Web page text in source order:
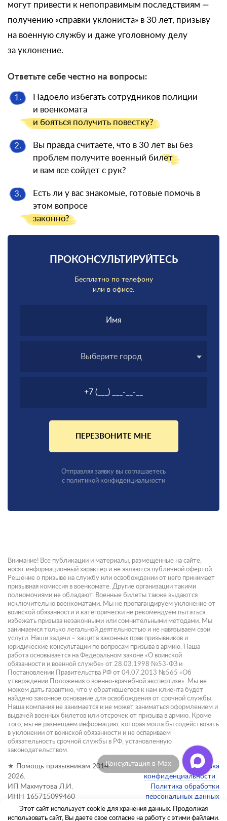
могут привести к непоправимым последствиям —
получению «справки уклониста» в 30 лет, призыву
на военную службу и даже уголовному делу
за уклонение.
Ответьте себе честно на вопросы:
1.
Надоело избегать сотрудников полиции
и военкомата
и бояться получить повестку?
2.
Вы правда считаете, что в 30 лет вы без
проблем получите военный билет
и вам все сойдет с рук?
3.
Есть ли у вас знакомые, готовые помочь в
этом вопросе
законно?
ПРОКОНСУЛЬТИРУЙТЕСЬ
Бесплатно по телефону
или в офисе.
Выберите город
ПЕРЕЗВОНИТЕ МНЕ
Отправляя заявку вы соглашаетесь
с политикой конфиденциальности
Консультация в Max
Внимание! Все публикации и материалы, размещенные на сайте,
носят информационный характер и не являются публичной офертой.
Решение о призыве на службу или освобождении от него принимает
призывная комиссия в военкомате. Другие организации такими
полномочиями не обладают. Военные билеты также выдаются
исключительно военкоматами. Мы не пропагандируем уклонение от
воинской обязанности и категорически не рекомендуем пытаться
избежать призыва незаконными или сомнительными методами. Мы
занимаемся только легальной деятельностью и не навязываем свои
услуги. Наши задачи – защита законных прав призывников и
юридические консультации по вопросам призыва в армию. Наша
работа основывается на Федеральном законе «О воинской
обязанности и военной службе» от 28.03.1998 №53-ФЗ и
Постановлении Правительства РФ от 04.07.2013 №565 «Об
утверждении Положения о военно-врачебной экспертизе». Мы не
можем дать гарантию, что у обратившегося к нам клиента будет
найдено законное основание для освобождения от срочной службы.
Наша компания не занимается и не может заниматься оформлением и
выдачей военных билетов или отсрочек от призыва в армию. Кроме
того, мы не размещаем информацию, которая могла бы содействовать
в уклонении от воинской обязанности и не оспариваем
обязательность срочной службы в РФ, установленную
законодательством.
★ Помощь призывникам 2014-
2026.
ИП Махмутова Л.И.
ИНН 165715099460
Политика
конфиденциальности
Политика обработки
персональных данных
Администратор сайта:
Этот сайт использует cookie для хранения данных. Продолжая
использовать сайт, Вы даете свое согласие на работу с этими файлами.